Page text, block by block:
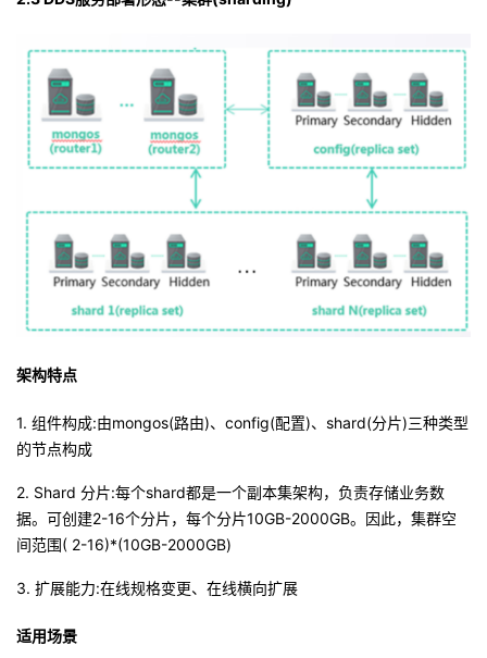
架构特点
1. 组件构成:由mongos(路由)、config(配置)、shard(分片)三种类型
的节点构成
2. Shard 分片:每个shard都是一个副本集架构，负责存储业务数
据。可创建2-16个分片，每个分片10GB-2000GB。因此，集群空
间范围( 2-16)*(10GB-2000GB)
3. 扩展能力:在线规格变更、在线横向扩展
适用场景